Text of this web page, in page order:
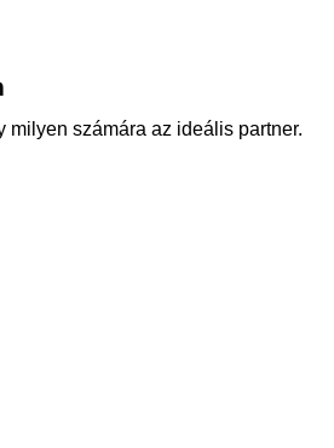
milyen számára az ideális partner.